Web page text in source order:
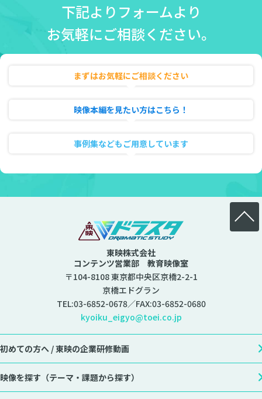
下記よりフォームより
お気軽にご相談ください。
まずはお気軽にご相談ください
映像本編を見たい方はこちら！
事例集などもご用意しています
東映株式会社
コンテンツ営業部 教育映像室
〒104-8108 東京都中央区京橋2-2-1
京橋エドグラン
TEL:03-6852-0678／FAX:03-6852-0680
kyoiku_eigyo@toei.co.jp
初めての方へ /東映の企業研修動画
映像を探す （テーマ・課題から探す）